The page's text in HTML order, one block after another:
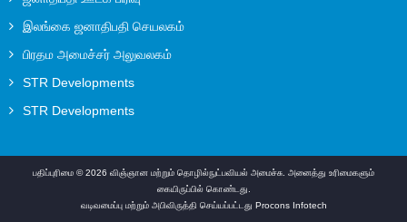
இலங்கை ஜனாதிபதி செயலகம்
பிரதம அமைச்சர் அலுவலகம்
STR Developments
STR Developments
பதிப்புரிமை © 2026 விஞ்ஞான மற்றும் தொழில்நுட்பவியல் அமைச்சு. அனைத்து உரிமைகளும்
கையிருப்பில் கொண்டது.
வடிவமைப்பு மற்றும் அபிவிருத்தி செய்யப்பட்டது Procons Infotech